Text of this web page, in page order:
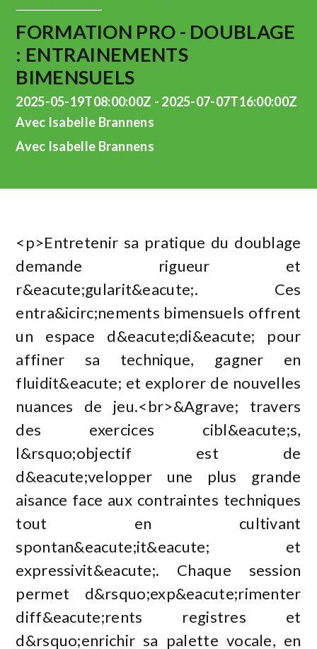
FORMATION PRO - DOUBLAGE
: ENTRAINEMENTS
BIMENSUELS
2025-05-19T08:00:00Z - 2025-07-07T16:00:00Z
Avec Isabelle Brannens
Avec Isabelle Brannens
<p>Entretenir sa pratique du doublage
demande rigueur et
r&eacute;gularit&eacute;. Ces
entra&icirc;nements bimensuels offrent
un espace d&eacute;di&eacute; pour
affiner sa technique, gagner en
fluidit&eacute; et explorer de nouvelles
nuances de jeu.<br>&Agrave; travers
des exercices cibl&eacute;s,
l&rsquo;objectif est de
d&eacute;velopper une plus grande
aisance face aux contraintes techniques
tout en cultivant
spontan&eacute;it&eacute; et
expressivit&eacute;. Chaque session
permet d&rsquo;exp&eacute;rimenter
diff&eacute;rents registres et
d&rsquo;enrichir sa palette vocale, en